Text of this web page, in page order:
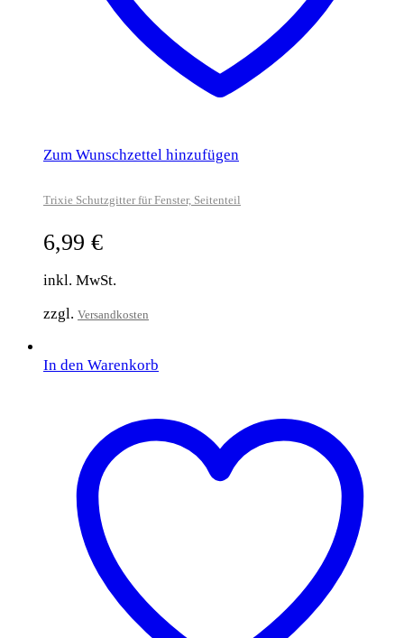
Zum Wunschzettel hinzufügen
Trixie Schutzgitter für Fenster, Seitenteil
6,99 €
inkl. MwSt.
zzgl. Versandkosten
In den Warenkorb